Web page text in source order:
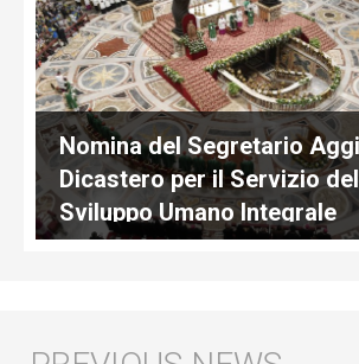
Nomina del Segretario
Dicastero per il Servizio
Sviluppo Umano Integrale